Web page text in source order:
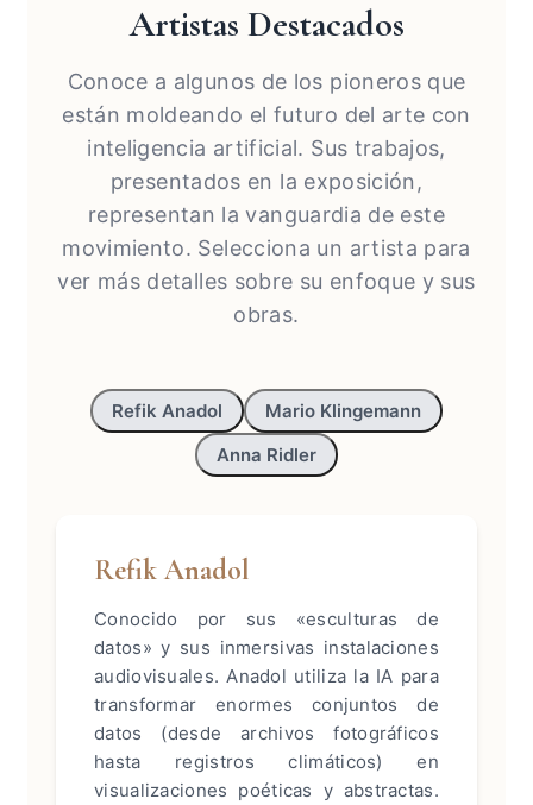
Artistas Destacados
Conoce a algunos de los pioneros que
están moldeando el futuro del arte con
inteligencia artificial. Sus trabajos,
presentados en la exposición,
representan la vanguardia de este
movimiento. Selecciona un artista para
ver más detalles sobre su enfoque y sus
obras.
Refik Anadol
Mario Klingemann
Anna Ridler
Refik Anadol
Conocido por sus «esculturas de
datos» y sus inmersivas instalaciones
audiovisuales. Anadol utiliza la IA para
transformar enormes conjuntos de
datos (desde archivos fotográficos
hasta registros climáticos) en
visualizaciones poéticas y abstractas.